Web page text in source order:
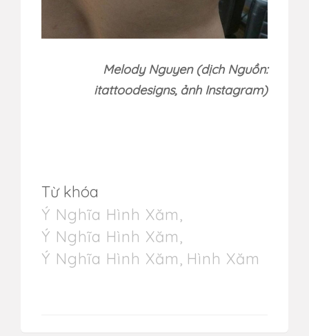
Melody Nguyen (dịch Nguồn:
itattoodesigns, ảnh Instagram)
Từ khóa
Ý Nghĩa Hình Xăm,
Ý Nghĩa Hình Xăm,
Ý Nghĩa Hình Xăm, Hình Xăm